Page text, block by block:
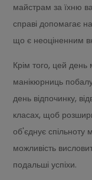
майстрам за їхню
справі допомагає
що є неоціненним
Крім того, цей
манікюрниць
день відпочинку,
класах, щоб
об'єднує спільноту
можливість
подальші успіхи.